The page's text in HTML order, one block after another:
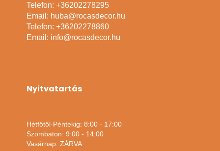
Telefon: +36202278295
Email: huba@rocasdecor.hu
Telefon: +36202278860
Email: info@rocasdecor.hu
Nyitvatartás
Hétfőtől-Péntekig: 8:00 - 17:00
Szombaton: 9:00 - 14:00
Vasárnap: ZÁRVA